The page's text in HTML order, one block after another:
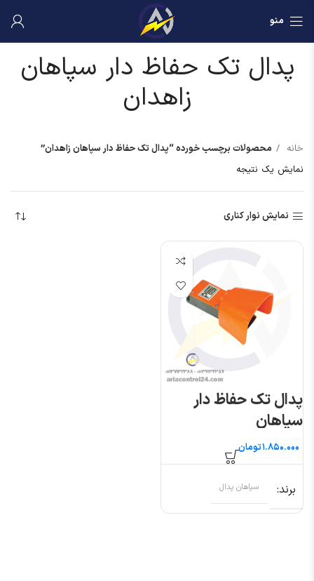
منو
پدال تک حفاظ دار سپاهان
زاهدان
خانه
محصولات برچسب خورده “پدال تک حفاظ دار سپاهان زاهدان”
نمایش یک نتیجه
نمایش نوار کناری
پدال تک حفاظ دار
سپاهان
تومان
برند سپاهان پدال